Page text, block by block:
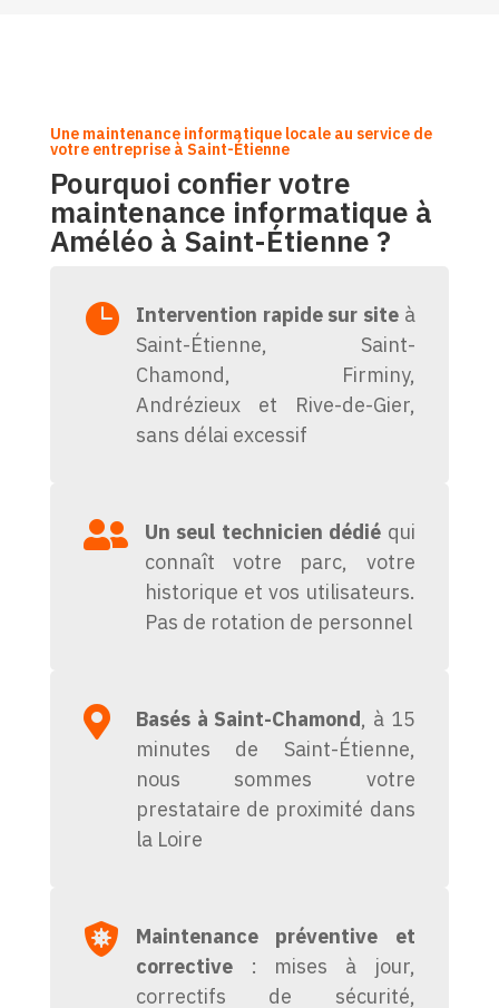
Une maintenance informatique locale au service de
votre entreprise à Saint-Étienne
Pourquoi confier votre
maintenance informatique à
Améléo à Saint-Étienne ?
 Intervention rapide sur site à
Saint-Étienne, Saint-
Chamond, Firminy,
Andrézieux et Rive-de-Gier,
sans délai excessif
 Un seul technicien dédié qui
connaît votre parc, votre
historique et vos utilisateurs.
Pas de rotation de personnel
 Basés à Saint-Chamond, à 15
minutes de Saint-Étienne,
nous sommes votre
prestataire de proximité dans
la Loire

Maintenance préventive et
corrective: mises à jour,
correctifs de sécurité,